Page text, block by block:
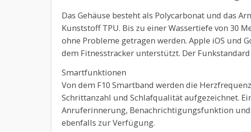
Das Gehäuse besteht als Polycarbonat und das
Kunststoff TPU. Bis zu einer Wassertiefe von 30
ohne Probleme getragen werden. Apple iOS und
dem Fitnesstracker unterstützt. Der
Smartfunktionen
Von dem F10 Smartband werden die
Schrittanzahl und Schlafqualität aufgezeichnet.
Anruferinnerung, Benachrichtigungsfunktion
ebenfalls zur Verfügung.